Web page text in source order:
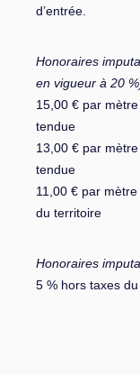
d’entrée.
Honoraires
en vigueur à 20
15,00 € par
tendue
13,00 € par
tendue
11,00 € par
du territoire
Honoraires
5 % hors taxes